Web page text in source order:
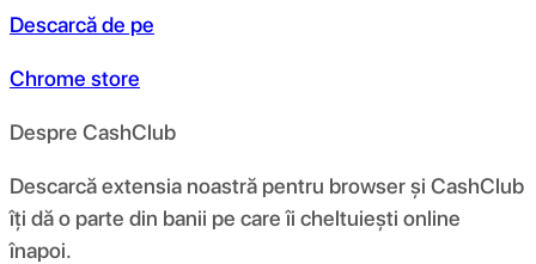
Descarcă de pe
Chrome store
Despre CashClub
Descarcă extensia noastră pentru browser și CashClub
îți dă o parte din banii pe care îi cheltuiești online
înapoi.